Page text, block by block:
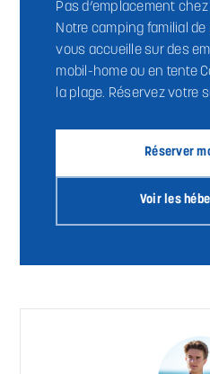
Pas d’emplacement
Notre camping familial
vous accueille sur des
mobil-home ou en tente
la plage. Réservez votre
Réserver
Voir les